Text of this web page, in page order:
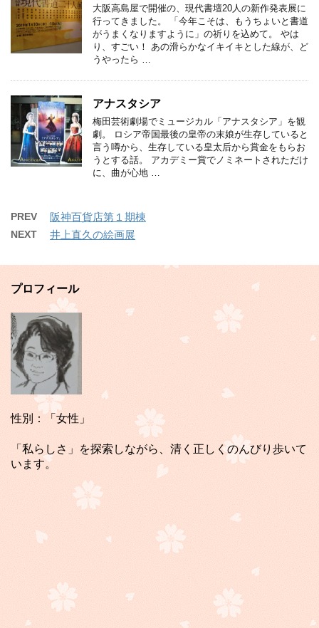
大阪高島屋で開催の、現代書壇20人の新作発表展に
行ってきました。 「今年こそは、もうちょいと書道
がうまくなりますように」の祈りを込めて。 やは
り、すごい！ あの滑らかなイキイキとした線が、ど
うやったら …
アナスタシア
梅田芸術劇場でミュージカル「アナスタシア」を観
劇。 ロシア帝国最後の皇帝の末娘が生存していると
言う噂から、生存している皇太后から賞金をもらお
うとする話。 アカデミー賞でノミネートされただけ
に、曲が心地 …
PREV 阪神百貨店第１期棟
NEXT 井上直久の絵画展
プロフィール
性別：「女性」
「私らしさ」を探索しながら、清く正しくのんびり歩いて
います。